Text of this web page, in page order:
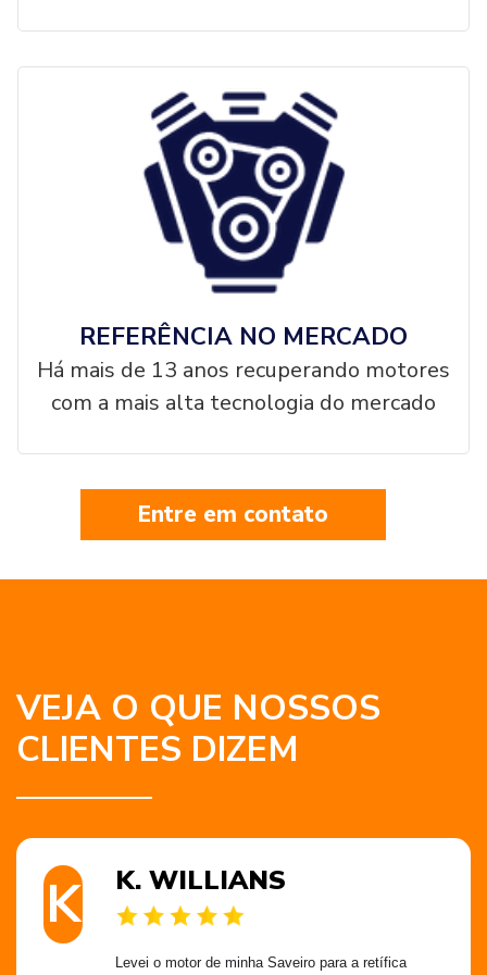
REFERÊNCIA NO MERCADO
Há mais de 13 anos recuperando motores
com a mais alta tecnologia do mercado
Entre em contato
VEJA O QUE NOSSOS
CLIENTES DIZEM
K K. WILLIANS
Levei o motor de minha Saveiro para a retífica